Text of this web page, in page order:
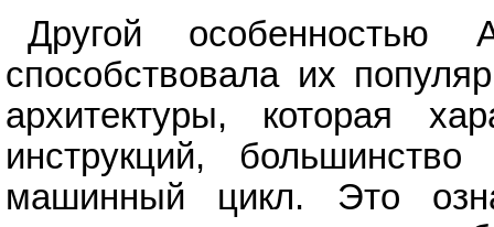
Другой особенностью
способствовала их
архитектуры, которая
инструкций,
машинный цикл. Это